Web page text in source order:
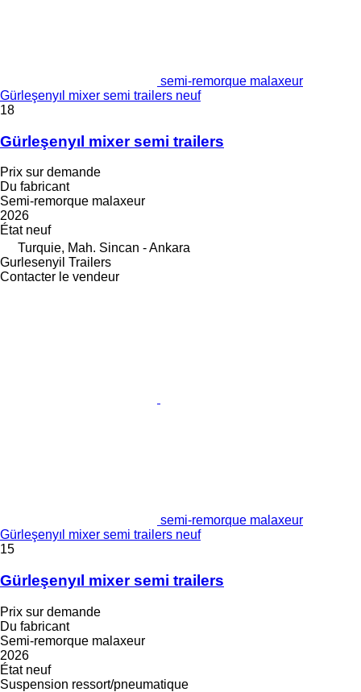
semi-remorque malaxeur
Gürleşenyıl mixer semi trailers neuf
18
Gürleşenyıl mixer semi trailers
Prix sur demande
Du fabricant
Semi-remorque malaxeur
2026
État neuf
Turquie, Mah. Sincan - Ankara
Gurlesenyil Trailers
Contacter le vendeur
semi-remorque malaxeur
Gürleşenyıl mixer semi trailers neuf
15
Gürleşenyıl mixer semi trailers
Prix sur demande
Du fabricant
Semi-remorque malaxeur
2026
État neuf
Suspension ressort/pneumatique